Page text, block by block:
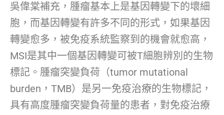
吳偉棠補充，腫瘤基本上是基因轉變下的壞細
胞，而基因轉變有許多不同的形式，如果基因
轉變愈多，被免疫系統監察到的機會就愈高，
MSI是其中一個基因轉變可被T細胞辨別的生物
標記。腫瘤突變負荷（tumor mutational
burden，TMB）是另一免疫治療的生物標記，
具有高度腫瘤突變負荷量的患者，對免疫治療